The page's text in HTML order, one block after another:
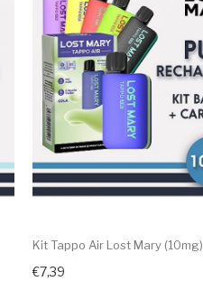
Kit Tappo Air Lost Mary (10mg)
€7,39